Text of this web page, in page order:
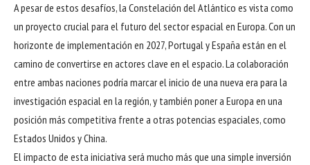
A pesar de estos desafíos, la Constelación del Atlántico es vista como
un proyecto crucial para el futuro del sector espacial en Europa. Con un
horizonte de implementación en 2027, Portugal y España están en el
camino de convertirse en actores clave en el espacio. La colaboración
entre ambas naciones podría marcar el inicio de una nueva era para la
investigación espacial en la región, y también poner a Europa en una
posición más competitiva frente a otras potencias espaciales, como
Estados Unidos y China.
El impacto de esta iniciativa será mucho más que una simple inversión